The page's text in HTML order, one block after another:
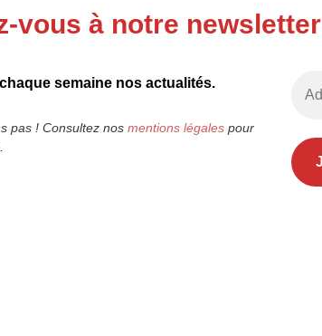
vous à notre newsletter
semaine nos actualités.
pas ! Consultez nos mentions légalespour